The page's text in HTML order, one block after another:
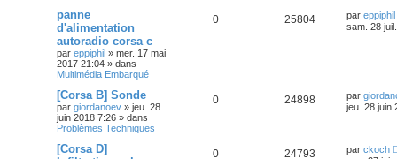
panne
d'alimentation
autoradio corsa c
par eppiphil » mer. 17 mai
2017 21:04 » dans
Multimédia Embarqué
0 25804 par eppiphil
sam. 28
[Corsa B] Sonde
par giordanoev » jeu. 28
juin 2018 7:26 » dans
Problèmes Techniques
0 24898 par
jeu. 28 juin
[Corsa D]
0 24793 par ckoch